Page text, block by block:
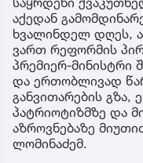
აქედან
ხვალინდელ დღეს,
ვართ რეფორმის
პრემიერ-მინისტრი
და ერთობლივად
განვითარების გზა,
პატრიოტიზმზე და
აზროვნებაზე
ლომინაძემ.